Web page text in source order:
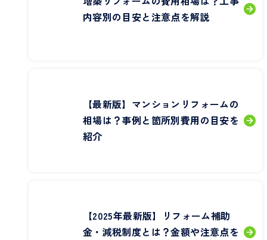
内容別の目安と注意点を解説
【最新版】マンションリフォームの
相場は？事例と箇所別費用の目安を
紹介
【2025年最新版】リフォーム補助
金・減税制度とは？金額や注意点を